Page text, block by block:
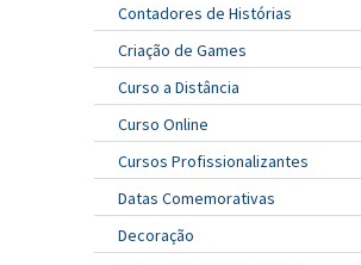
Contadores de Histórias
Criação de Games
Curso a Distância
Curso Online
Cursos Profissionalizantes
Datas Comemorativas
Decoração